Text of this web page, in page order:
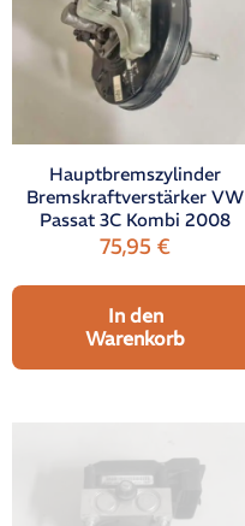
Hauptbremszylinder
Bremskraftverstärker VW
Passat 3C Kombi 2008
75,95€
In den
Warenkorb